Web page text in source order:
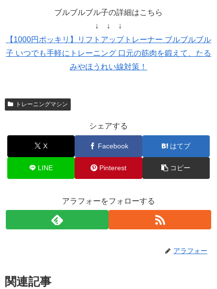
ブルブルブル子の詳細はこちら
↓ ↓ ↓
【1000円ポッキリ】リフトアップトレーナー ブルブルブル
子 いつでも手軽にトレーニング 口元の筋肉を鍛えて、たる
みやほうれい線対策！
トレーニングマシン
シェアする
X Facebook はてブ
LINE Pinterest コピー
アラフォーをフォローする
アラフォー
関連記事